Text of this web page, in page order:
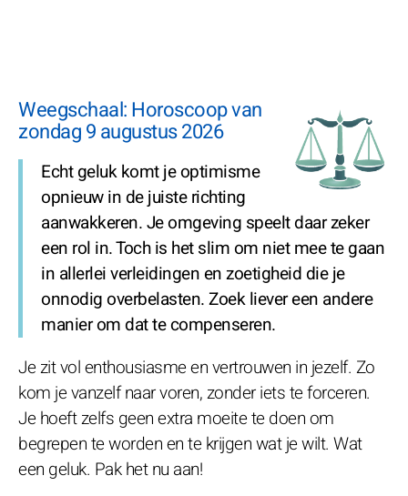
Weegschaal: Horoscoop van
zondag 9 augustus 2026
Echt geluk komt je optimisme
opnieuw in de juiste richting
aanwakkeren. Je omgeving speelt daar zeker
een rol in. Toch is het slim om niet mee te gaan
in allerlei verleidingen en zoetigheid die je
onnodig overbelasten. Zoek liever een andere
manier om dat te compenseren.
Je zit vol enthousiasme en vertrouwen in jezelf. Zo
kom je vanzelf naar voren, zonder iets te forceren.
Je hoeft zelfs geen extra moeite te doen om
begrepen te worden en te krijgen wat je wilt. Wat
een geluk. Pak het nu aan!